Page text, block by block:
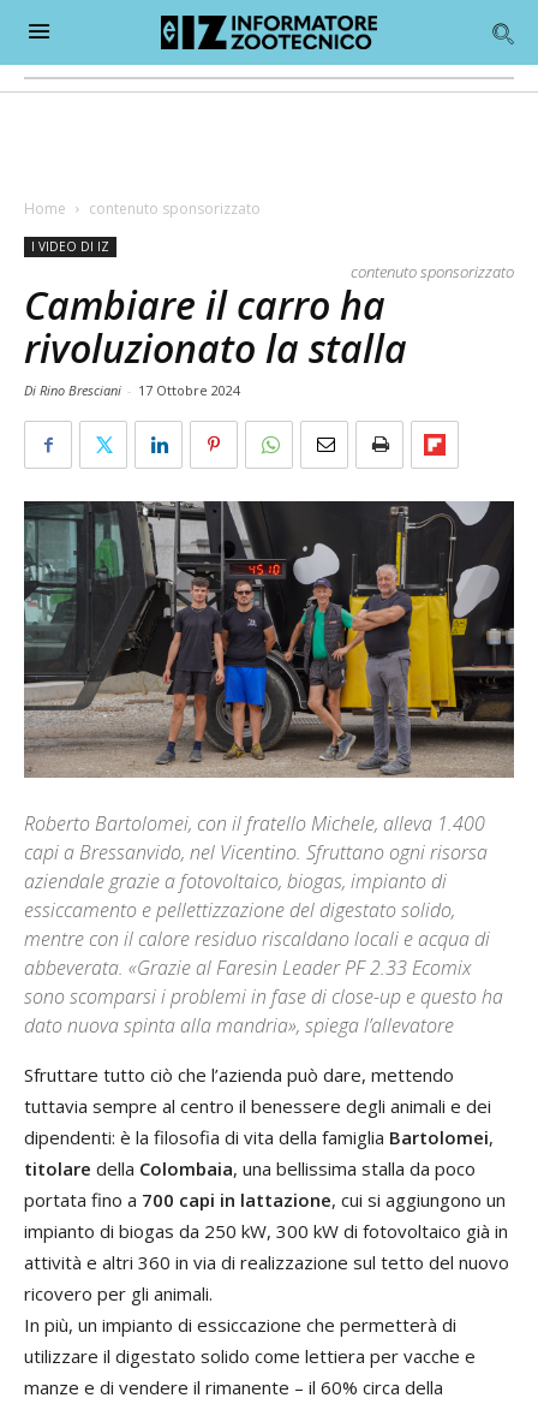
Home contenuto sponsorizzato
I VIDEO DI IZ
contenuto sponsorizzato
Cambiare il carro ha
rivoluzionato la stalla
Di Rino Bresciani - 17 Ottobre 2024
Roberto Bartolomei, con il fratello Michele, alleva 1.400
capi a Bressanvido, nel Vicentino. Sfruttano ogni risorsa
aziendale grazie a fotovoltaico, biogas, impianto di
essiccamento e pellettizzazione del digestato solido,
mentre con il calore residuo riscaldano locali e acqua di
abbeverata. «Grazie al Faresin Leader PF 2.33 Ecomix
sono scomparsi i problemi in fase di close-up e questo ha
dato nuova spinta alla mandria», spiega l’allevatore
Sfruttare tutto ciò che l’azienda può dare, mettendo
tuttavia sempre al centro il benessere degli animali e dei
dipendenti: è la filosofia di vita della famiglia Bartolomei,
titolare della Colombaia, una bellissima stalla da poco
portata fino a 700 capi in lattazione, cui si aggiungono un
impianto di biogas da 250 kW, 300 kW di fotovoltaico già in
attività e altri 360 in via di realizzazione sul tetto del nuovo
ricovero per gli animali.
In più, un impianto di essiccazione che permetterà di
utilizzare il digestato solido come lettiera per vacche e
manze e di vendere il rimanente – il 60% circa della